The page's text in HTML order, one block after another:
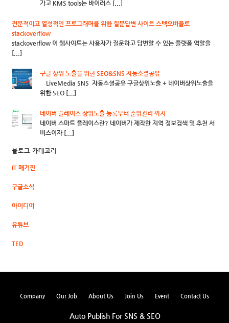
가고 KMS tools는 바이러스 [...]
전문적이고 열성적인 프로그래머를 위한 질문답변 사이트 스텍오버플로
stackoverflow
stackoverflow 이 웹사이트는 사용자가 질문하고 답변할 수 있는 플랫폼 역할을
[...]
구글 상위 노출을 위한 SEO&SNS 자동소셜공유
LiveMedia SNS 자동소셜공유 구글상위노출 + 네이버상위노출을
위한 SEO [...]
네이버 플레이스 상위노출 등록부터 순위관리 까지
네이버 스마트 플레이스란? 네이버가 제작한 지역 정보검색 및 추천 서
비스이자 [...]
블로그 카테고리
IT 매거진
구글소식
아이디어
유튜브
TED
Company Our Job About Us Join Us Event Contact Us
Auto Publish For SNS & SEO